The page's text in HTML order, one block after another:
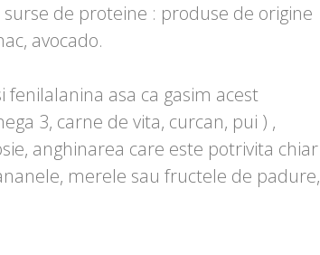
de proteine : produse de origine
avocado.
asa ca gasim acest
3, carne de vita, curcan, pui ) ,
anghinarea care este potrivita chiar
merele sau fructele de padure,